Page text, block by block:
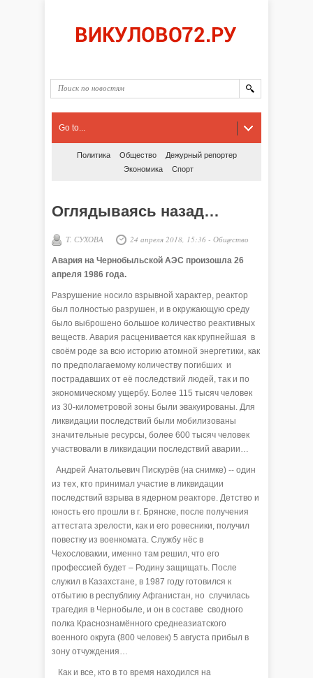
Go to...
Политика Общество
Дежурный репортер
Экономика
Спорт
Оглядываясь назад…
Т. СУХОВА 24 апреля 2018, 15:36 - Общество
Авария на Чернобыльской АЭС произошла 26
апреля 1986 года.
Разрушение носило взрывной характер, реактор
был полностью разрушен, и в окружающую среду
было выброшено большое количество реактивных
веществ. Авария расценивается как крупнейшая в
своём роде за всю историю атомной энергетики, как
по предполагаемому количеству погибших и
пострадавших от её последствий людей, так и по
экономическому ущербу. Более 115 тысяч человек
из 30-километровой зоны были эвакуированы. Для
ликвидации последствий были мобилизованы
значительные ресурсы, более 600 тысяч человек
участвовали в ликвидации последствий аварии…
Андрей Анатольевич Пискурёв (на снимке) -- один
из тех, кто принимал участие в ликвидации
последствий взрыва в ядерном реакторе. Детство и
юность его прошли в г. Брянске, после получения
аттестата зрелости, как и его ровесники, получил
повестку из военкомата. Службу нёс в
Чехословакии, именно там решил, что его
профессией будет – Родину защищать. После
служил в Казахстане, в 1987 году готовился к
отбытию в республику Афганистан, но случилась
трагедия в Чернобыле, и он в составе сводного
полка Краснознамённого среднеазиатского
военного округа (800 человек) 5 августа прибыл в
зону отчуждения…
Как и все, кто в то время находился на